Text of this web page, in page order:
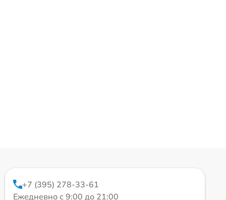
+7 (395) 278-33-61
Ежедневно с 9:00 до 21:00